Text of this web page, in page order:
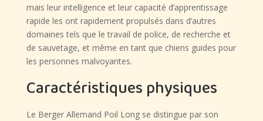
mais leur intelligence et leur capacité d’apprentissage
rapide les ont rapidement propulsés dans d’autres
domaines tels que le travail de police, de recherche et
de sauvetage, et même en tant que chiens guides pour
les personnes malvoyantes.
Caractéristiques physiques
Le Berger Allemand Poil Long se distingue par son